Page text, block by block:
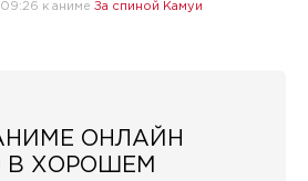
к аниме За спиной Камуи
ОНЛАЙН
В ХОРОШЕМ